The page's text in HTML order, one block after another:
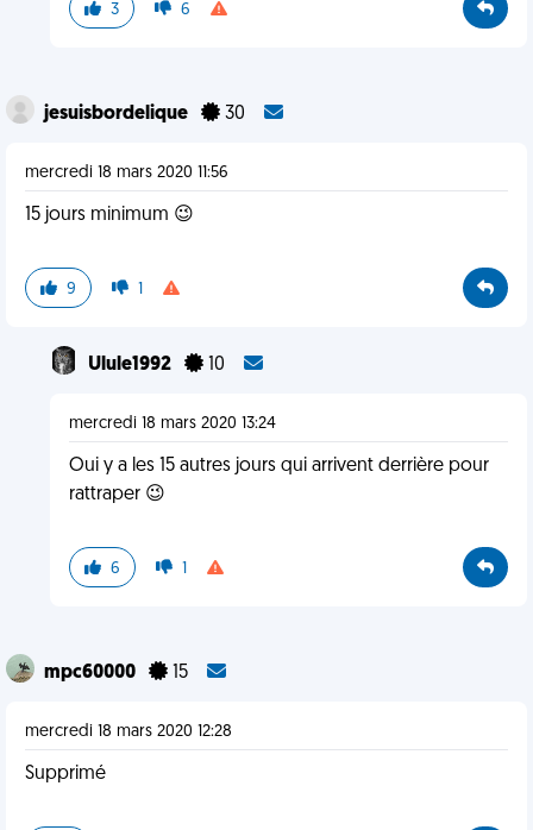
3 6
jesuisbordelique 30
mercredi 18 mars 2020 11:56
15 jours minimum 😉
9 1
Ulule1992 10
mercredi 18 mars 2020 13:24
Oui y a les 15 autres jours qui arrivent derrière pour
rattraper 😉
6 1
mpc60000 15
mercredi 18 mars 2020 12:28
Supprimé